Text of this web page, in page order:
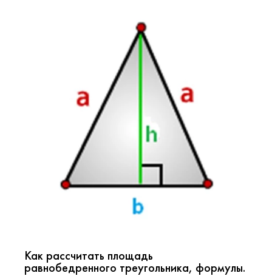
Как рассчитать площадь
равнобедренного треугольника, формулы.